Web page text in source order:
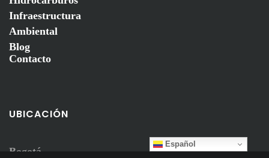
Infraestructura
Ambiental
Blog
Contacto
UBICACIÓN
Bogotá
Español